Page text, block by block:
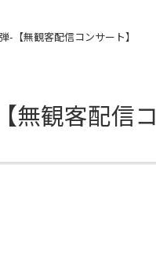
-【無観客配信コンサート】
無観客配信コ